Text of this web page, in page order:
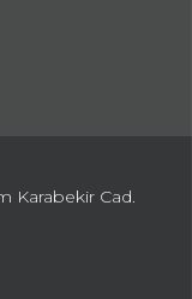
Karabekir Cad.